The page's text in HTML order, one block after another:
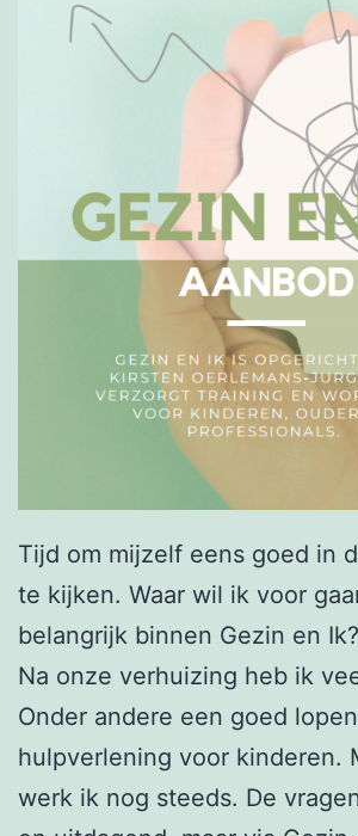
Tijd om mijzelf eens goed in
te kijken. Waar wil ik voor
belangrijk binnen Gezin en Ik?
Na onze verhuizing heb ik
Onder andere een goed
hulpverlening voor kinderen.
werk ik nog steeds. De